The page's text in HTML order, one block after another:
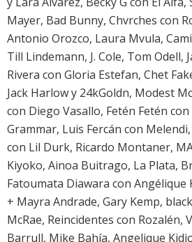
Mayer, Bad Bunny, Chvrches con
Antonio Orozco, Laura Mvula,
Till Lindemann, J. Cole, Tom Odell,
Rivera con Gloria Estefan, Chet
Jack Harlow y 24kGoldn, Modest
con Diego Vasallo, Fetén Fetén
Grammar, Luis Fercán con
con Lil Durk, Ricardo Montaner,
Kiyoko, Ainoa Buitrago, La Plata,
Fatoumata Diawara con Angélique
+ Mayra Andrade, Gary Kemp,
McRae, Reincidentes con Rozalén,
Barrull, Mike Bahía, Angelique